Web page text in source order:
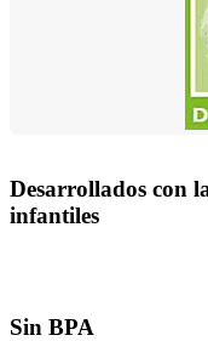
Desarrollados con
infantiles
Sin BPA